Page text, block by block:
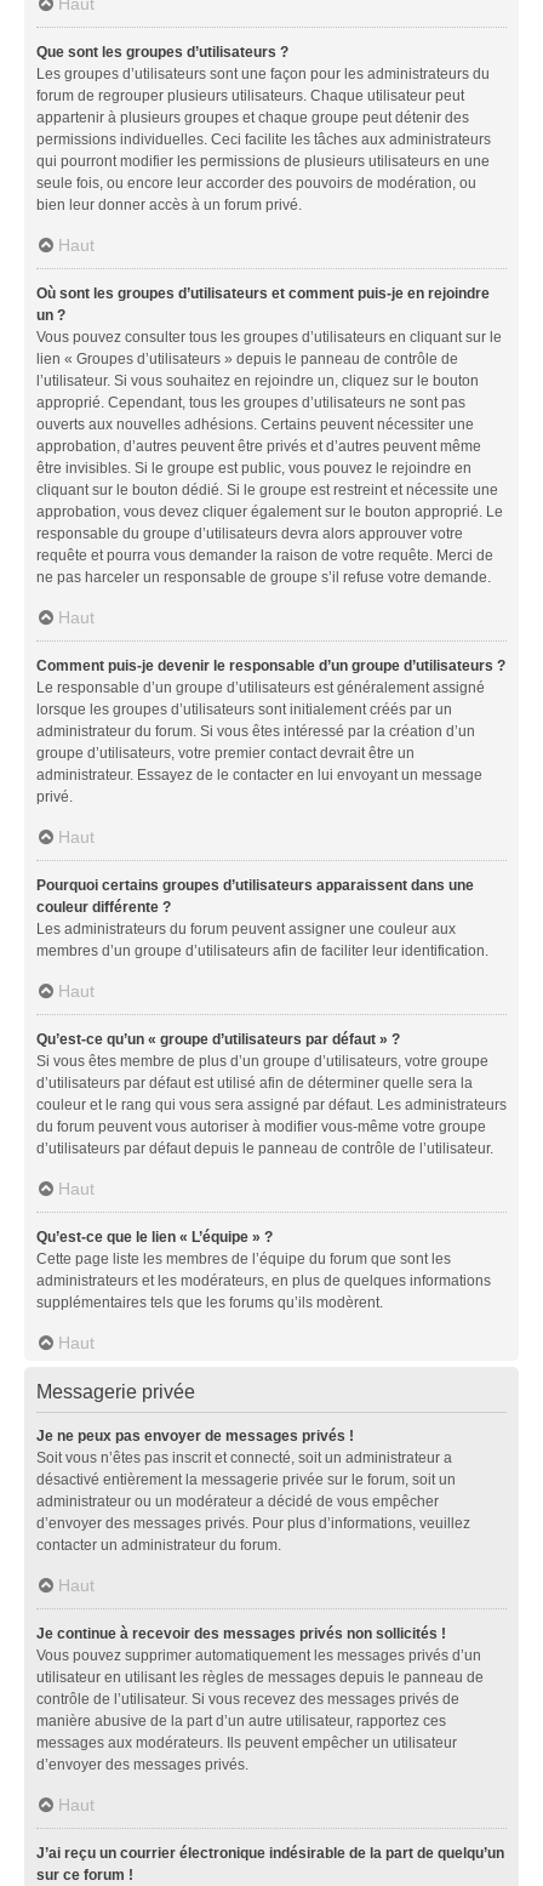
Que sont les groupes d’utilisateurs ?
Les groupes d’utilisateurs sont une façon pour les administrateurs du
forum de regrouper plusieurs utilisateurs. Chaque utilisateur peut
appartenir à plusieurs groupes et chaque groupe peut détenir des
permissions individuelles. Ceci facilite les tâches aux administrateurs
qui pourront modifier les permissions de plusieurs utilisateurs en une
seule fois, ou encore leur accorder des pouvoirs de modération, ou
bien leur donner accès à un forum privé.
Haut
Où sont les groupes d’utilisateurs et comment puis-je en rejoindre
un ?
Vous pouvez consulter tous les groupes d’utilisateurs en cliquant sur le
lien « Groupes d’utilisateurs » depuis le panneau de contrôle de
l’utilisateur. Si vous souhaitez en rejoindre un, cliquez sur le bouton
approprié. Cependant, tous les groupes d’utilisateurs ne sont pas
ouverts aux nouvelles adhésions. Certains peuvent nécessiter une
approbation, d’autres peuvent être privés et d’autres peuvent même
être invisibles. Si le groupe est public, vous pouvez le rejoindre en
cliquant sur le bouton dédié. Si le groupe est restreint et nécessite une
approbation, vous devez cliquer également sur le bouton approprié. Le
responsable du groupe d’utilisateurs devra alors approuver votre
requête et pourra vous demander la raison de votre requête. Merci de
ne pas harceler un responsable de groupe s’il refuse votre demande.
Haut
Comment puis-je devenir le responsable d’un groupe d’utilisateurs ?
Le responsable d’un groupe d’utilisateurs est généralement assigné
lorsque les groupes d’utilisateurs sont initialement créés par un
administrateur du forum. Si vous êtes intéressé par la création d’un
groupe d’utilisateurs, votre premier contact devrait être un
administrateur. Essayez de le contacter en lui envoyant un message
privé.
Haut
Pourquoi certains groupes d’utilisateurs apparaissent dans une
couleur différente ?
Les administrateurs du forum peuvent assigner une couleur aux
membres d’un groupe d’utilisateurs afin de faciliter leur identification.
Haut
Qu’est-ce qu’un « groupe d’utilisateurs par défaut » ?
Si vous êtes membre de plus d’un groupe d’utilisateurs, votre groupe
d’utilisateurs par défaut est utilisé afin de déterminer quelle sera la
couleur et le rang qui vous sera assigné par défaut. Les administrateurs
du forum peuvent vous autoriser à modifier vous-même votre groupe
d’utilisateurs par défaut depuis le panneau de contrôle de l’utilisateur.
Haut
Qu’est-ce que le lien « L’équipe » ?
Cette page liste les membres de l’équipe du forum que sont les
administrateurs et les modérateurs, en plus de quelques informations
supplémentaires tels que les forums qu’ils modèrent.
Haut
Messagerie privée
Je ne peux pas envoyer de messages privés !
Soit vous n’êtes pas inscrit et connecté, soit un administrateur a
désactivé entièrement la messagerie privée sur le forum, soit un
administrateur ou un modérateur a décidé de vous empêcher
d’envoyer des messages privés. Pour plus d’informations, veuillez
contacter un administrateur du forum.
Haut
Je continue à recevoir des messages privés non sollicités !
Vous pouvez supprimer automatiquement les messages privés d’un
utilisateur en utilisant les règles de messages depuis le panneau de
contrôle de l’utilisateur. Si vous recevez des messages privés de
manière abusive de la part d’un autre utilisateur, rapportez ces
messages aux modérateurs. Ils peuvent empêcher un utilisateur
d’envoyer des messages privés.
Haut
J’ai reçu un courrier électronique indésirable de la part de quelqu’un
sur ce forum !